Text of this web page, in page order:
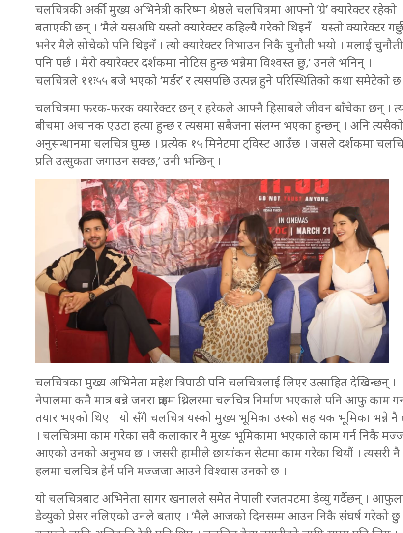
चलचित्रकी अर्की मुख्य अभिनेत्री करिष्मा श्रेष्ठले चलचित्रमा आफ्नो ‘ग्रे’ क्यारेक्टर रहेको
बताएकी छन् । ‘मैले यसअघि यस्तो क्यारेक्टर कहिल्यै गरेको थिइनँ । यस्तो क्यारेक्टर गर्छु
भनेर मैले सोचेको पनि थिइनँ । त्यो क्यारेक्टर निभाउन निकै चुनौती भयो । मलाई
पनि पर्छ । मेरो क्यारेक्टर दर्शकमा नोटिस हुन्छ भन्नेमा विश्वस्त छु,’ उनले भनिन् ।
चलचित्रले ११ः५५ बजे भएको ‘मर्डर’ र त्यसपछि उत्पन्न हुने परिस्थितिको कथा समेटेको
चलचित्रमा फरक-फरक क्यारेक्टर छन् र हरेकले आफ्नै हिसाबले जीवन बाँचेका छन् ।
बीचमा अचानक एउटा हत्या हुन्छ र त्यसमा सबैजना संलग्न भएका हुन्छन् । अनि त्यसैको
अनुसन्धानमा चलचित्र घुम्छ । प्रत्येक १५ मिनेटमा ट्विस्ट आउँछ । जसले दर्शकमा
प्रति उत्सुकता जगाउन सक्छ,’ उनी भन्छिन् ।
चलचित्रका मुख्य अभिनेता महेश त्रिपाठी पनि चलचित्रलाई लिएर उत्साहित देखिन्छन् ।
नेपालमा कमै मात्र बन्ने जनरा क्राइम थ्रिलरमा चलचित्र निर्माण भएकाले पनि आफु काम
तयार भएको थिए । यो सँगै चलचित्र यस्को मुख्य भूमिका उस्को सहायक भूमिका भन्ने
। चलचित्रमा काम गरेका सवै कलाकार नै मुख्य भूमिकामा भएकाले काम गर्न निकै
आएको उनको अनुभव छ । जसरी हामीले छायांकन सेटमा काम गरेका थियौं । त्यसरी नै
हलमा चलचित्र हेर्न पनि मज्जजा आउने विश्वास उनको छ ।
यो चलचित्रबाट अभिनेता सागर खनालले समेत नेपाली रजतपटमा डेव्यु गर्दैछन् ।
डेव्युको प्रेसर नलिएको उनले बताए । ‘मैले आजको दिनसम्म आउन निकै संघर्ष गरेको छु